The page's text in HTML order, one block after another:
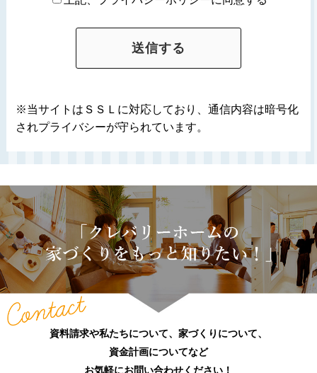
きる情報を指します。
プライバシー情報のうち「履歴情報および特性情報」とは，
用日時，ご利用の方法，ご利用環境，郵便番号や性別，職
業，年齢，ユーザーのIPアドレス，クッキー情報，位置情
当社は，ユーザーが利用登録をする際に氏名，生年月日，住
所，電話番号，メールアドレス，銀行口座番号，クレジット
カード番号，運転免許証番号などの個人情報をお尋ねするこ
とがあります。また，ユーザーと提携先などとの間でなされ
たユーザーの個人情報を含む取引記録や，決済に関する情報
を当社の提携先（情報提供元，広告主，広告配信先などを含
みます。以下，｢提携先｣といいます。）などから収集するこ
とがあります。
当社は，ユーザーについて，利用したサービスやソフトウエ
ア，購入した商品，閲覧したページや広告の履歴，検索した
検索キーワード，利用日時，利用方法，利用環境（携帯端末
※当サイトはＳＳＬに対応しており、通信内容は暗号化
されプライバシーが守られています。
資料請求や私たちについて、家づくりについて、
資金計画についてなど
お気軽にお問い合わせください！